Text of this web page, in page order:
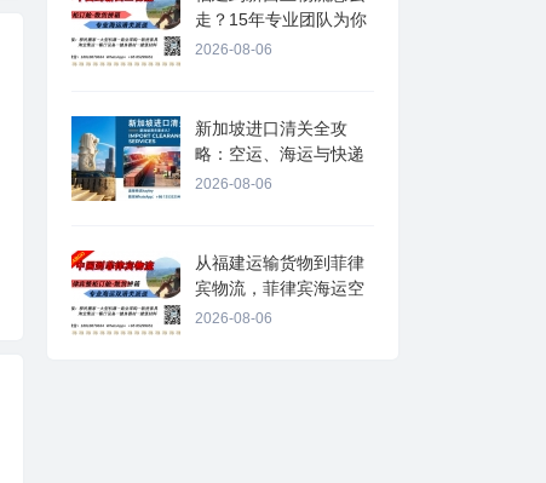
走？15年专业团队为你
2026-08-06
新加坡进口清关全攻
略：空运、海运与快递
如
2026-08-06
从福建运输货物到菲律
宾物流，菲律宾海运空
2026-08-06